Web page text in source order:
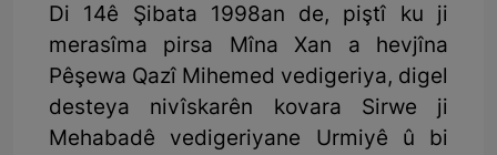
Di 14ê Şibata 1998an de, piştî ku ji
merasîma pirsa Mîna Xan a hevjîna
Pêşewa Qazî Mihemed vedigeriya, digel
desteya nivîskarên kovara Sirwe ji
Mehabadê vedigeriyane Urmiyê û bi